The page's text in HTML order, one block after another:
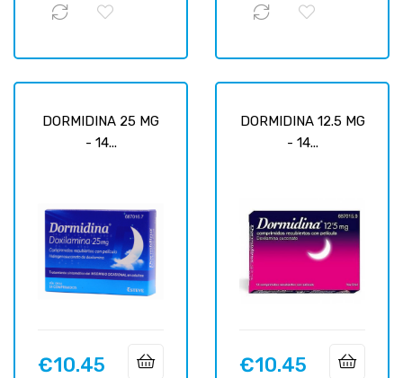
DORMIDINA 25 MG
- 14...
Price
€10.45
DORMIDINA 12.5 MG
- 14...
Price
€10.45